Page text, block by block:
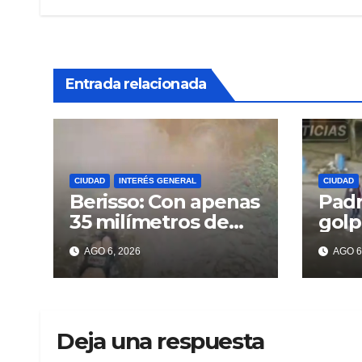
Entrada relacionada
CIUDAD INTERÉS GENERAL
Berisso: Con apenas
35 milímetros de
lluvia ya se sienten
los problemas
AGO 6, 2026
CIUDAD
AGO
Deja una respuesta